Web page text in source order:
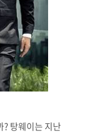
? 탕웨이는 지난